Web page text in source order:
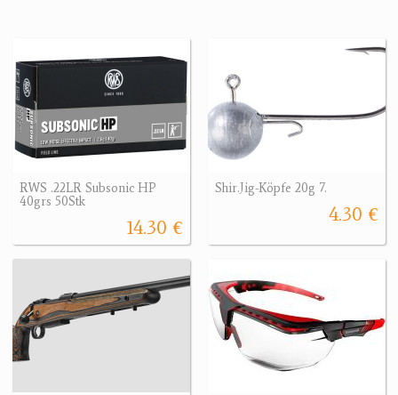
RWS .22LR Subsonic HP
40grs 50Stk
14.30 €
Shir.Jig-Köpfe 20g 7.
4.30 €